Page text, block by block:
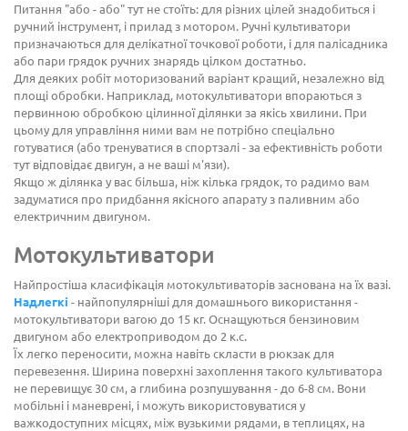
Питання "або - або" тут не стоїть: для різних цілей знадобиться і
ручний інструмент, і прилад з мотором. Ручні культиватори
призначаються для делікатної точкової роботи, і для палісадника
або пари грядок ручних знарядь цілком достатньо.
Для деяких робіт моторизований варіант кращий, незалежно від
площі обробки. Наприклад, мотокультиватори впораються з
первинною обробкою цілинної ділянки за якісь хвилини. При
цьому для управління ними вам не потрібно спеціально
готуватися (або тренуватися в спортзалі - за ефективність роботи
тут відповідає двигун, а не ваші м'язи).
Якщо ж ділянка у вас більша, ніж кілька грядок, то радимо вам
задуматися про придбання якісного апарату з паливним або
електричним двигуном.
Мотокультиватори
Найпростіша класифікація мотокультиваторів заснована на їх вазі.
Надлегкі - найпопулярніші для домашнього використання -
мотокультиватори вагою до 15 кг. Оснащуються бензиновим
двигуном або електроприводом до 2 к.с.
Їх легко переносити, можна навіть скласти в рюкзак для
перевезення. Ширина поверхні захоплення такого культиватора
не перевищує 30 см, а глибина розпушування - до 6-8 см. Вони
мобільні і маневрені, і можуть використовуватися у
важкодоступних місцях, між вузькими рядами, в теплицях, на